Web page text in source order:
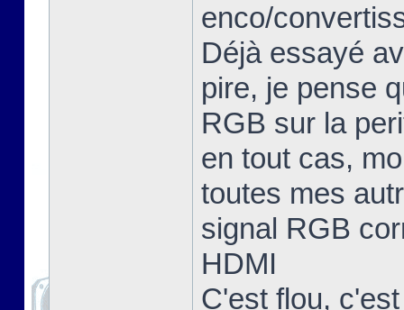
enco/
Déjà essayé
pire, je pense
RGB sur la
en tout cas,
toutes mes
signal RGB
HDMI
C'est flou,